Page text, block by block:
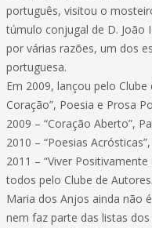
português, visitou o
túmulo conjugal de D. João
por várias razões, um dos
portuguesa.
Em 2009, lançou pelo
Coração”, Poesia e Prosa
2009 – “Coração Aberto”,
2010 – “Poesias
2011 – “Viver
todos pelo Clube de Autores.
Maria dos Anjos ainda não
nem faz parte das listas